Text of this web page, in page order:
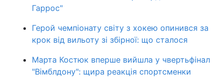
Гаррос"
Герой чемпіонату світу з хокею опинився за
крок від вильоту зі збірної: що сталося
Марта Костюк вперше вийшла у чвертьфінал
"Вімблдону": щира реакція спортсменки